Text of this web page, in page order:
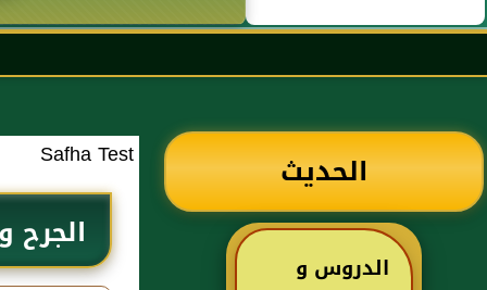
الحديث
الدروس و
Safha Test
الجرح